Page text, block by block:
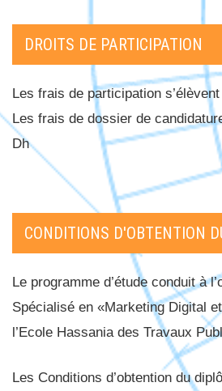
DROITS DE PARTICIPATION
Les frais de participation
Les frais de dossier de
Dh
CONDITIONS D'OBTENTION
Le programme d’étude conduit à
Spécialisé en «Marketing Digital
l’Ecole Hassania des Travaux
Les Conditions d’obtention du